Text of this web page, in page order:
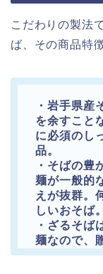
こだわりの製法
ば、その商品特
・岩手県産
を余すこと
に必須のし
品。
・そばの豊
麺が一般的
えが抜群。
しいおそば。
・ざるそば
麺なので、